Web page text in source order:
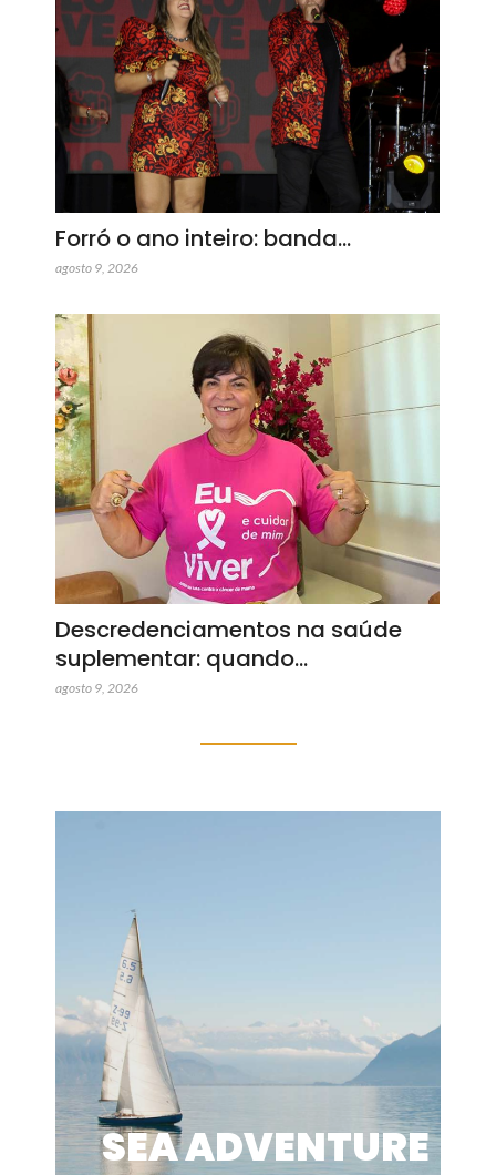
Forró o ano inteiro: banda…
agosto 9, 2026
Descredenciamentos na saúde
suplementar: quando…
agosto 9, 2026
SEA ADVENTURE